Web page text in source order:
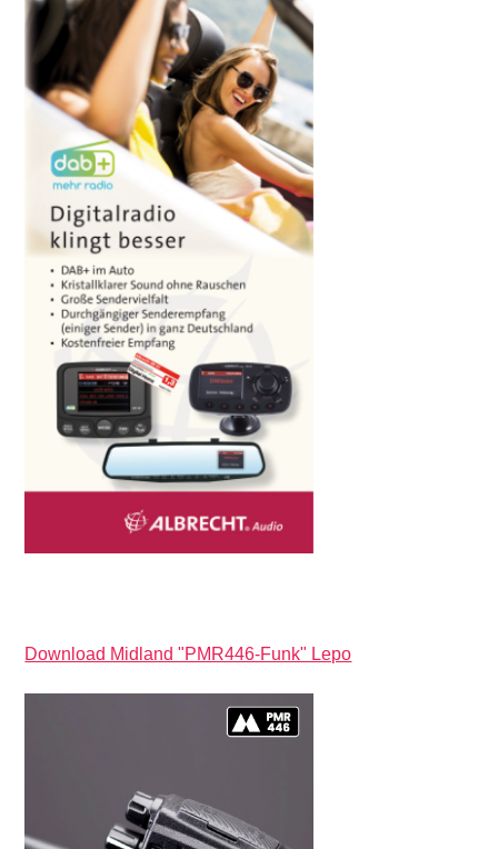
Download Midland "PMR446-Funk" Lepo